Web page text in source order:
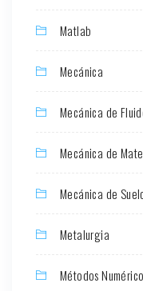
Matlab
Mecánica
Mecánica de
Mecánica de
Mecánica de
Metalurgia
Métodos